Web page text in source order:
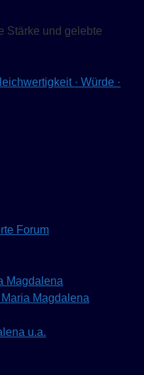
Stärke und gelebte
· Würde ·
Forum
Magdalena
Magdalena
u.a.